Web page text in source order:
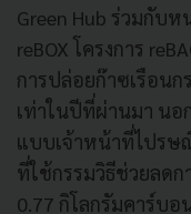
Green Hub ร่วมกับ
reBOX โครงการ
การปล่อยก๊าซเรือน
เท่าในปีที่ผ่านมา นอ
แบบเจ้าหน้าที่ไปรษ
ที่ใช้กรรมวิธีช่วยลด
0.77 กิโลกรัมคาร์บ